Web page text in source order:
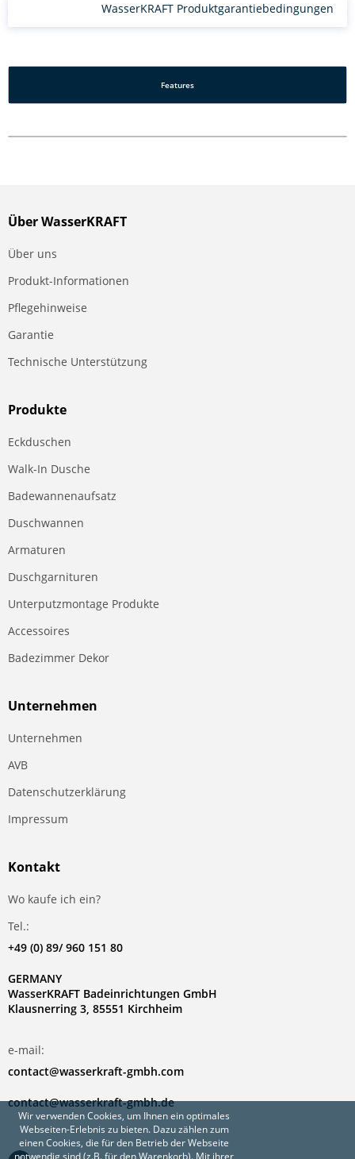
WasserKRAFT Produktgarantiebedingungen
Features
Wir verwenden Cookies, um Ihnen ein optimales
Webseiten-Erlebnis zu bieten. Dazu zählen zum
einen Cookies, die für den Betrieb der Webseite
notwendig sind (z.B. für den Warenkorb). Mit ihrer
Über WasserKRAFT
Über uns
Produkt-Informationen
Pflegehinweise
Garantie
Technische Unterstützung
Produkte
Eckduschen
Walk-In Dusche
Badewannenaufsatz
Duschwannen
Armaturen
Duschgarnituren
Unterputzmontage Produkte
Accessoires
Badezimmer Dekor
Unternehmen
Unternehmen
AVB
Datenschutzerklärung
Impressum
Kontakt
Wo kaufe ich ein?
Tel.:
+49 (0) 89/ 960 151 80
GERMANY
WasserKRAFT Badeinrichtungen GmbH
Klausnerring 3, 85551 Kirchheim
e-mail:
contact@wasserkraft-gmbh.com
contact@wasserkraft-gmbh.de